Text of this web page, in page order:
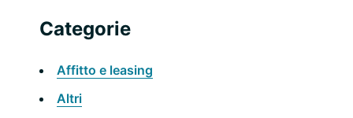
primaria
web
Categorie
Affitto e leasing
Altri